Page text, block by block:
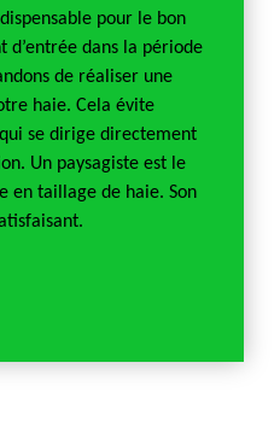
pour le bon
d’entrée dans la période
de réaliser une
haie. Cela évite
se dirige directement
Un paysagiste est le
en taillage de haie. Son